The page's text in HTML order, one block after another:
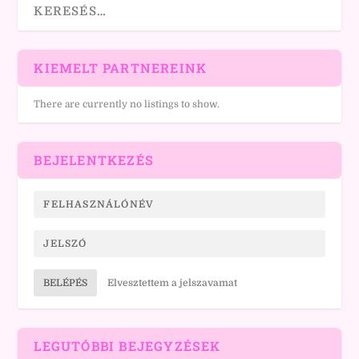
KIEMELT PARTNEREINK
There are currently no listings to show.
BEJELENTKEZÉS
BELÉPÉS Elvesztettem a jelszavamat
LEGUTÓBBI BEJEGYZÉSEK